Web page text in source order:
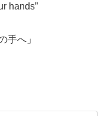
hands”
手へ」